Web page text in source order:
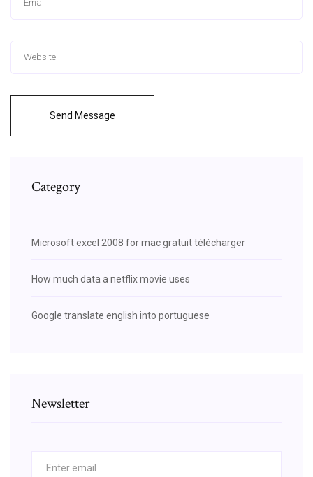
Send Message
Category
Microsoft excel 2008 for mac gratuit télécharger
How much data a netflix movie uses
Google translate english into portuguese
Newsletter